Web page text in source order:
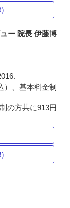
ー 院長 伊藤博
）、基本料金制
の方共に913円